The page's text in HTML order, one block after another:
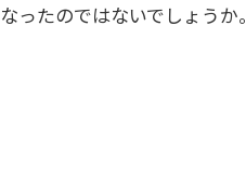
ったのではないでしょうか。